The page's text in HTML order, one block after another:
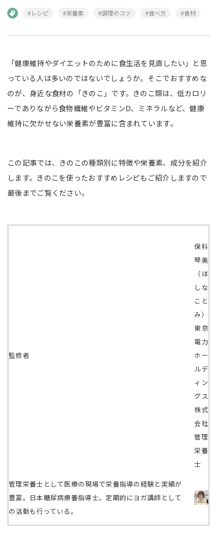
#レシピ #栄養素 #調理のコツ #食べ方 #食材
「健康維持やダイエットのために食生活を見直したい」と思
っている人は多いのではないでしょうか。そこでおすすめな
のが、身近な食材の「きのこ」です。きのこ類は、低カロリ
ーでありながら食物繊維やビタミンD、ミネラルなど、健康
維持に欠かせない栄養素が豊富に含まれています。
この記事では、きのこの種類別に特徴や栄養素、成分を紹介
します。きのこを使ったおすすめレシピもご紹介しますので
最後までご覧ください。
監修者
保科
琴美
（ほ
しな
こと
み）
東京
電力
ホー
ルデ
ィン
グス
株式
会社
管理
栄養
士
管理栄養士として医療の現場で栄養指導の経験と実績が
豊富。日本糖尿病療養指導士。定期的にヨガ講師として
の活動も行っている。